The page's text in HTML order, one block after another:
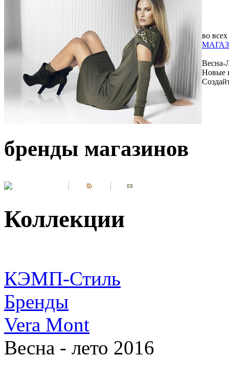
во всех
Весна-
Новые
бренды магазинов
Коллекции
КЭМП-Стиль
Бренды
Vera Mont
Весна - лето 2016